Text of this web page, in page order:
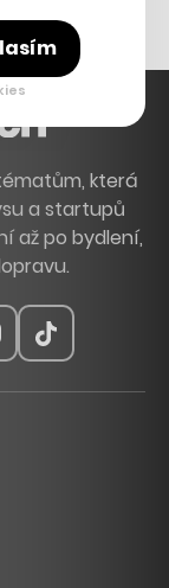
která
a startupů
až po bydlení,